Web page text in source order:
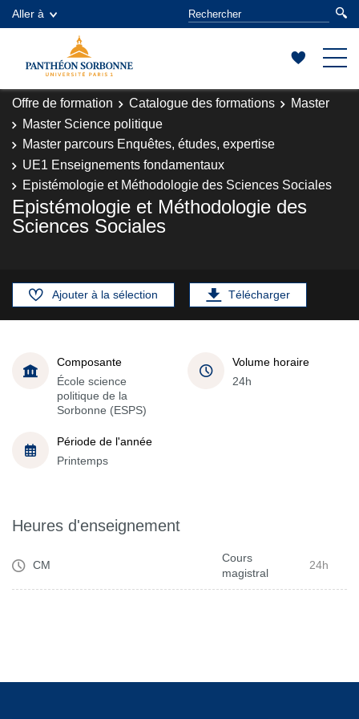
Aller à
Offre de formation Catalogue des formations
Master
Master Science politique
Master parcours Enquêtes, études, expertise
UE1 Enseignements fondamentaux
Epistémologie et Méthodologie des Sciences Sociales
Epistémologie et Méthodologie des
Sciences Sociales
Ajouter à la sélection Télécharger
Composante
École science
politique de la
Sorbonne (ESPS)
Volume horaire
24h
Période de l'année
Printemps
Heures d'enseignement
CM
Cours
magistral
24h